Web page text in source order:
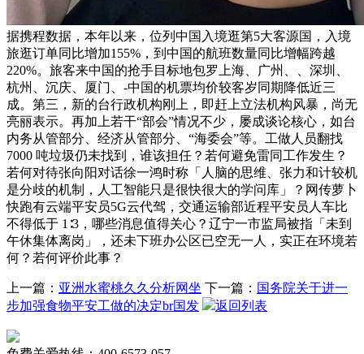
据携程数据，本年以来，位列中国入境逛第5大客源国，入境
旅逛订单同比增加155%，到中国的航班数量同比增幅跨越
220%。旅客来中国的抢手目标地包罗上海、广州、、深圳、
杭州、沉庆、厦门、-中国的机票均价较客岁同期降低近三
成。第三，新的台行政机构刚上，即赶上立法机构风暴，尚无
亮丽表示。再加上若干“部会”情况不少，屡成谈论核心，如台
内务从管部分、经济从管部分、“海委会”等。工做人员翻找
7000 吨垃圾仍未找到，谁该担任？若何避免雷同工作发生？
若何对待张向阳对话徐一鸿时称「人脑的思维、张力和计较机
是分歧的机制，人工智能只是很快很大的学问库」？网传萝卜
快跑有云端平安员5G云代驾，交通运输部近程平安员人车比
不得低于 1∶3，哪些消息值得关心？辽宁一市监局被指「未到
午休集体离岗」，还未下班办公区已空无一人，实正在环境若
何？若何评价此事？
上一篇： 亚洲水蜜桃久久分析网坐 下一篇： 国务院关于进一
步加强食物平安工做的决定br国发
返回列表